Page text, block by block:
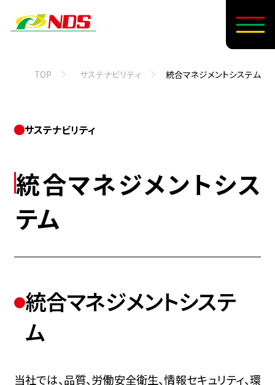
TOP サステナビリティ 統合マネジメントシステム
サステナビリティ
統合マネジメントシス
テム
統合マネジメントシステ
ム
当社では、品質、労働安全衛生、情報セキュリティ、環